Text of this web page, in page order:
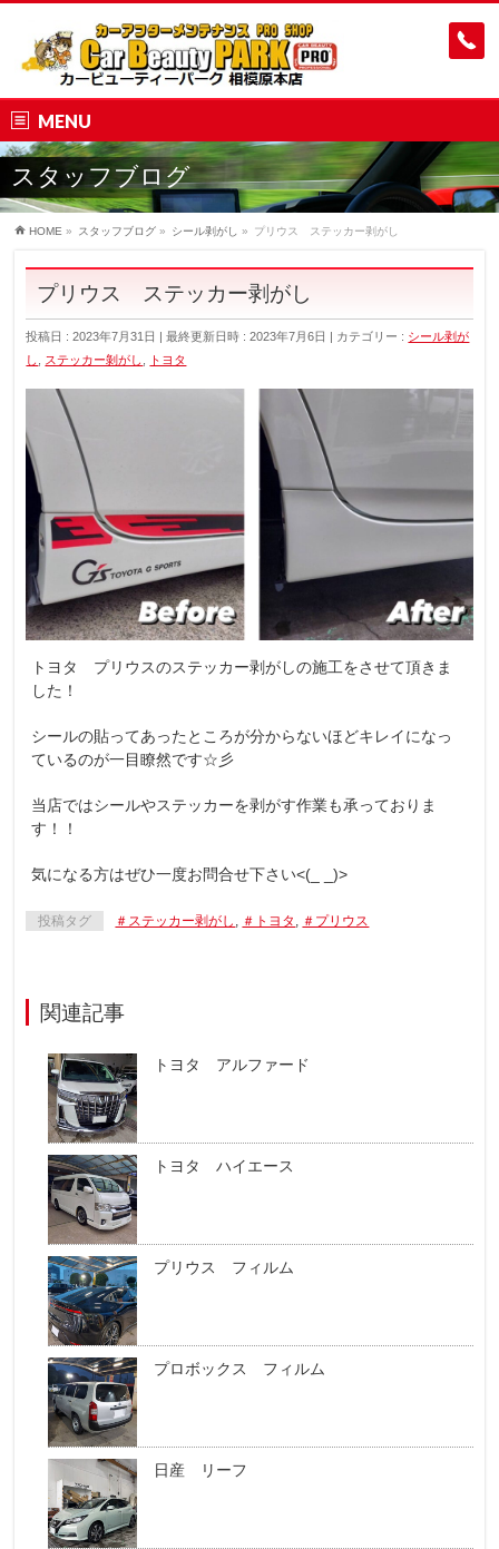
MENU
スタッフブログ
HOME » スタッフブログ » シール剥がし » プリウス ステッカー剥がし
プリウス ステッカー剥がし
投稿日 : 2023年7月31日 最終更新日時 : 2023年7月6日 カテゴリー : シール剥が
し
ステッカー剝がし トヨタ
トヨタ プリウスのステッカー剥がしの施工をさせて頂きま
した！
シールの貼ってあったところが分からないほどキレイになっ
ているのが一目瞭然です☆彡
当店ではシールやステッカーを剥がす作業も承っておりま
す！！
気になる方はぜひ一度お問合せ下さい<(_ _)>
投稿タグ ＃ステッカー剥がし , ＃トヨタ , ＃プリウス
関連記事
トヨタ アルファード
トヨタ ハイエース
プリウス フィルム
プロボックス フィルム
日産 リーフ